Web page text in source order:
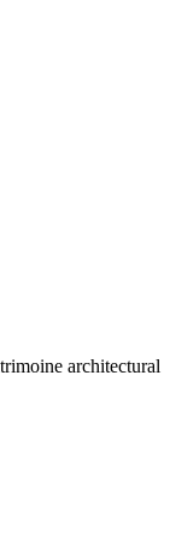
architectural